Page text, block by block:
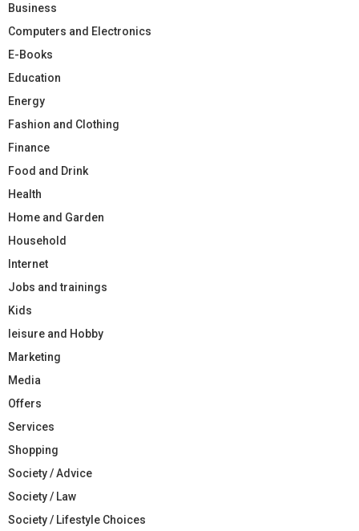
Business
Computers and Electronics
E-Books
Education
Energy
Fashion and Clothing
Finance
Food and Drink
Health
Home and Garden
Household
Internet
Jobs and trainings
Kids
leisure and Hobby
Marketing
Media
Offers
Services
Shopping
Society / Advice
Society / Law
Society / Lifestyle Choices